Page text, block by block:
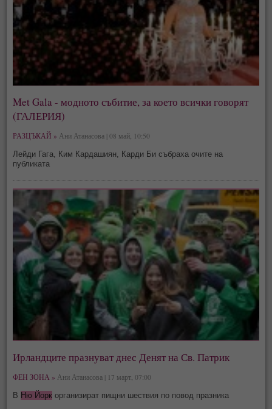
Met Gala - модното събитие, за което всички говорят
(ГАЛЕРИЯ)
РАЗЦЪКАЙ » Ани Атанасова | 08 май, 10:50
Лейди Гага, Ким Кардашиян, Карди Би събраха очите на
публиката
Ирландците празнуват днес Денят на Св. Патрик
ФЕН ЗОНА » Ани Атанасова | 17 март, 07:00
В Ню Йорк организират пищни шествия по повод празника